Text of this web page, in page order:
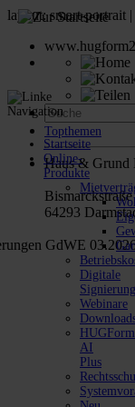
Topthemen
Haus & Grund
Bismarckstraße
64293
Startseite
Online-
Produkte
Digitale
Signierung
Webinare
HUGForm
AI
Plus